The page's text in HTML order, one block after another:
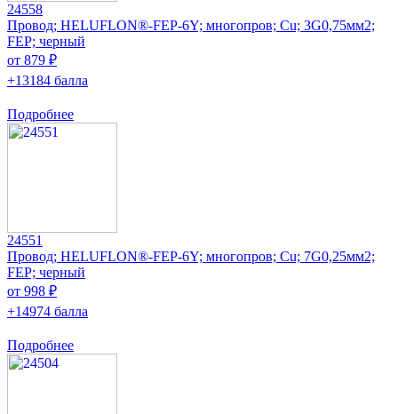
24558
Провод; HELUFLON®-FEP-6Y; многопров; Cu; 3G0,75мм2;
FEP; черный
от 879 ₽
+13184 балла
Подробнее
24551
Провод; HELUFLON®-FEP-6Y; многопров; Cu; 7G0,25мм2;
FEP; черный
от 998 ₽
+14974 балла
Подробнее